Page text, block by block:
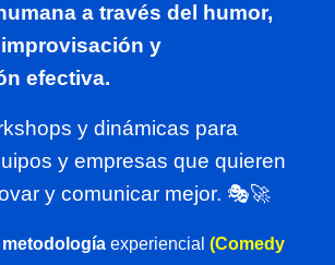
a través del humor,
y
efectiva.
y dinámicas para
y empresas que quieren
y comunicar mejor. 🎭🚀
metodología experiencial(Comedy